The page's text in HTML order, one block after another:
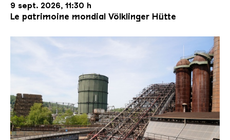
9 sept. 2026, 11:30 h
Le patrimoine mondial Völklinger Hütte